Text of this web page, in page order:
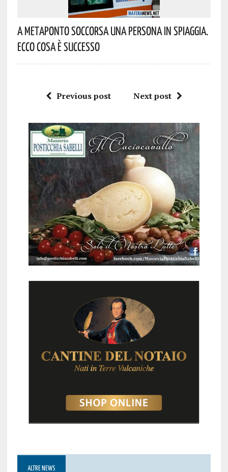
A Metaponto Soccorsa Una Persona In Spiaggia.
Ecco Cosa È Successo
Previous post Next post
ALTRE NEWS